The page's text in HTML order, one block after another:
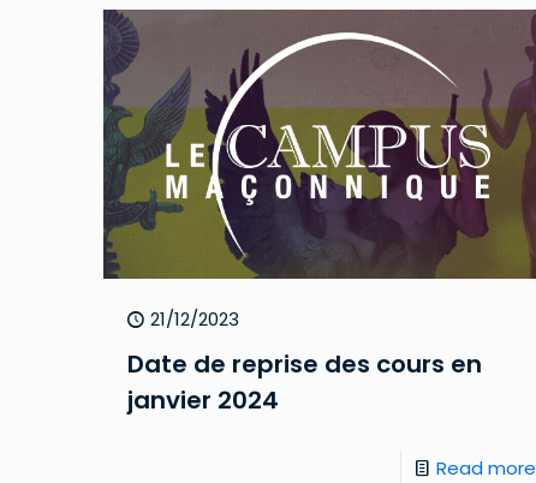
21/12/2023
Date de reprise des cours en
janvier 2024
Read more